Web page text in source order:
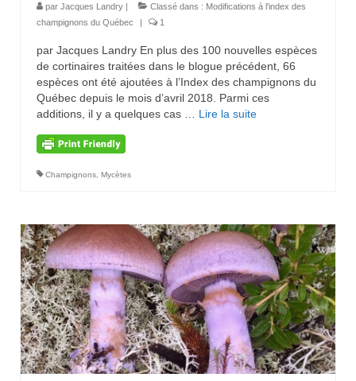
par Jacques Landry Classé dans : Modifications à l'index des
champignons du Québec
1
par Jacques Landry En plus des 100 nouvelles espèces
de cortinaires traitées dans le blogue précédent, 66
espèces ont été ajoutées à l’Index des champignons du
Québec depuis le mois d’avril 2018. Parmi ces
additions, il y a quelques cas … Lire la suite­­
Champignons, Mycètes